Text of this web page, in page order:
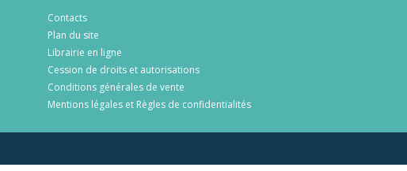
Contacts
Plan du site
Librairie en ligne
Cession de droits et autorisations
Conditions générales de vente
Mentions légales et Règles de confidentialités